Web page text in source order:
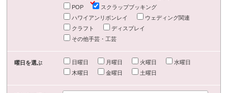
POP
スクラップブッキング
ハワイアンリボンレイ
ウェディング関連
クラフト
ディスプレイ
その他手芸・工芸
曜日を選ぶ 日曜日 月曜日 火曜日
水曜日
木曜日
金曜日 土曜日